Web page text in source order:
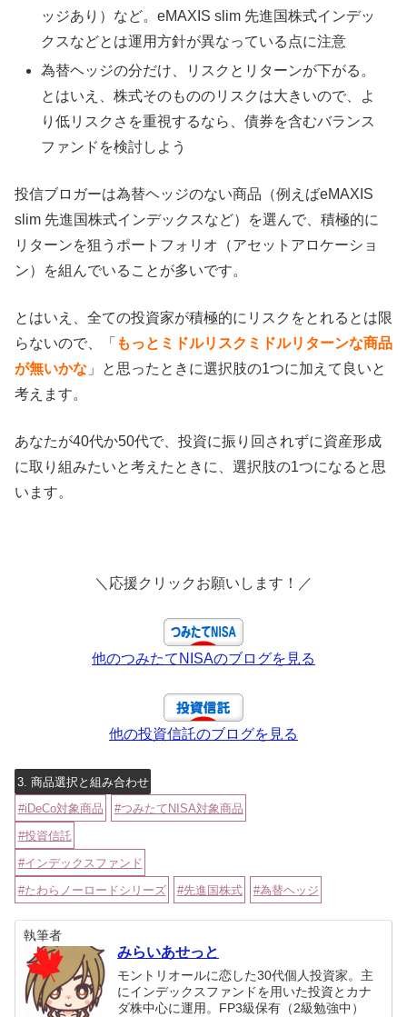
ッジあり）など。eMAXIS slim 先進国株式インデッ
クスなどとは運用方針が異なっている点に注意
為替ヘッジの分だけ、リスクとリターンが下がる。
とはいえ、株式そのもののリスクは大きいので、よ
り低リスクさを重視するなら、債券を含むバランス
ファンドを検討しよう
投信ブロガーは為替ヘッジのない商品（例えばeMAXIS
slim 先進国株式インデックスなど）を選んで、積極的に
リターンを狙うポートフォリオ（アセットアロケーショ
ン）を組んでいることが多いです。
とはいえ、全ての投資家が積極的にリスクをとれるとは限
らないので、「 もっとミドルリスクミドルリターンな商品
が無いかな 」と思ったときに選択肢の1つに加えて良いと
考えます。
あなたが40代か50代で、投資に振り回されずに資産形成
に取り組みたいと考えたときに、選択肢の1つになると思
います。
＼応援クリックお願いします！／
他のつみたてNISAのブログを見る
他の投資信託のブログを見る
3. 商品選択と組み合わせ
iDeCo対象商品
つみたてNISA対象商品
投資信託
インデックスファンド
たわらノーロードシリーズ 先進国株式 為替ヘッジ
執筆者
みらいあせっと
モントリオールに恋した30代個人投資家。主
にインデックスファンドを用いた投資とカナ
ダ株中心に運用。FP3級保有（2級勉強中）